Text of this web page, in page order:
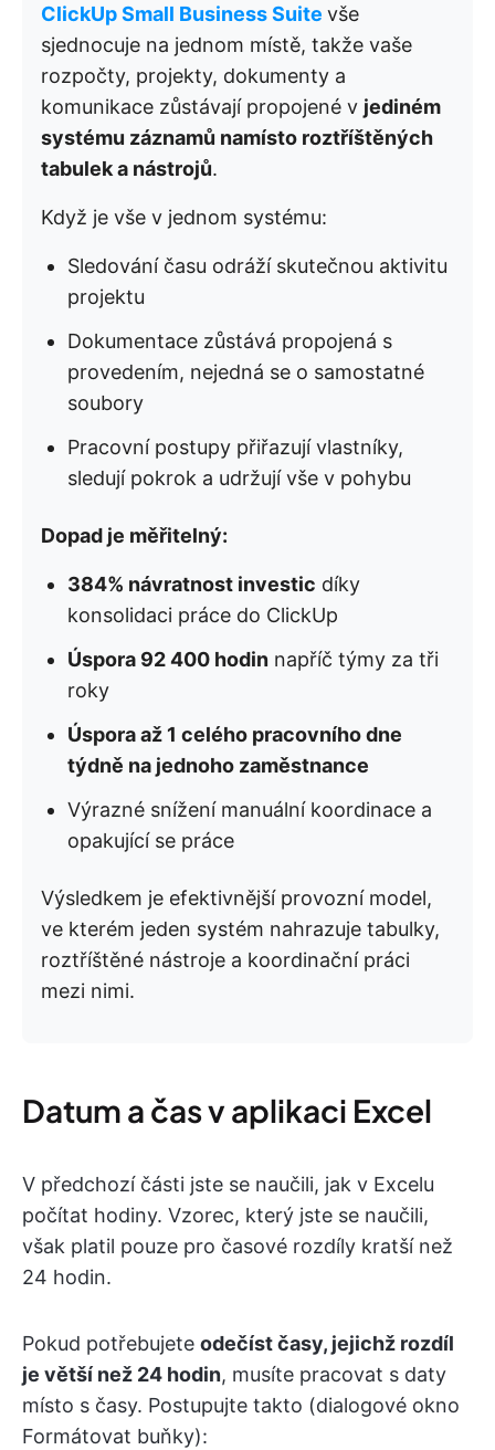
ClickUp Small Business Suite vše
sjednocuje na jednom místě, takže vaše
rozpočty, projekty, dokumenty a
komunikace zůstávají propojené v jediném
systému záznamů namísto roztříštěných
tabulek a nástrojů.
Když je vše v jednom systému:
Sledování času odráží skutečnou aktivitu
projektu
Dokumentace zůstává propojená s
provedením, nejedná se o samostatné
soubory
Pracovní postupy přiřazují vlastníky,
sledují pokrok a udržují vše v pohybu
Dopad je měřitelný:
384% návratnost investic díky
konsolidaci práce do ClickUp
Úspora 92 400 hodin napříč týmy za tři
roky
Úspora až 1 celého pracovního dne
týdně na jednoho zaměstnance
Výrazné snížení manuální koordinace a
opakující se práce
Výsledkem je efektivnější provozní model,
ve kterém jeden systém nahrazuje tabulky,
roztříštěné nástroje a koordinační práci
mezi nimi.
Datum a čas v aplikaci Excel
V předchozí části jste se naučili, jak v Excelu
počítat hodiny. Vzorec, který jste se naučili,
však platil pouze pro časové rozdíly kratší než
24 hodin.
Pokud potřebujete odečíst časy, jejichž rozdíl
je větší než 24 hodin, musíte pracovat s daty
místo s časy. Postupujte takto (dialogové okno
Formátovat buňky):